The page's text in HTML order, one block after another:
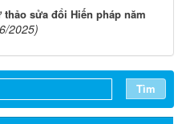
sửa đổi Hiến pháp năm
2025)
Tìm